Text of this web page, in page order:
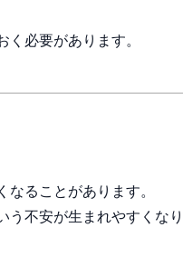
必要があります。
ることがあります。
う不安が生まれやすくなり